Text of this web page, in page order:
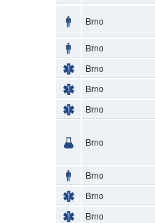
Brno
Brno
Brno
Brno
Brno
Brno
Brno
Brno
Brno